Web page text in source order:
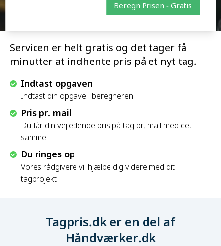
Servicen er helt gratis og det tager få
minutter at indhente pris på et nyt tag.
Indtast opgaven
Indtast din opgave i beregneren
Pris pr. mail
Du får din vejledende pris på tag pr. mail med det
samme
Du ringes op
Vores rådgivere vil hjælpe dig videre med dit
tagprojekt
Beregn Prisen - Gratis
Tagpris.dk er en del af
Håndværker.dk